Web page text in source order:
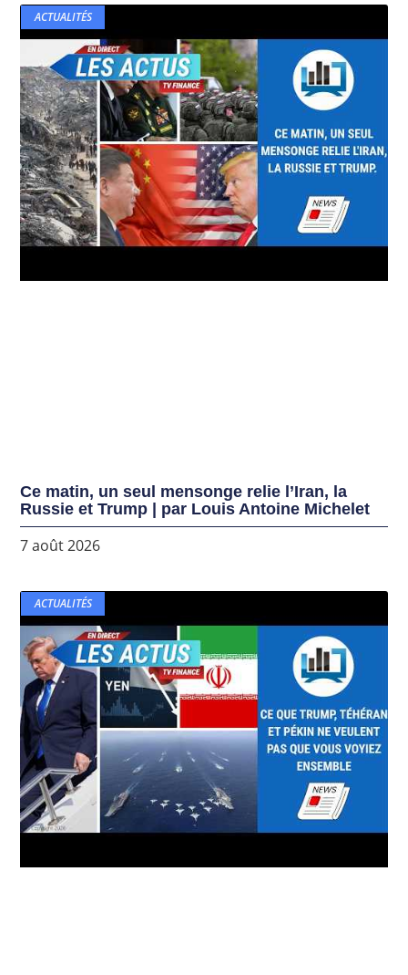
ACTUALITÉS
Ce matin, un seul mensonge relie l’Iran, la
Russie et Trump | par Louis Antoine Michelet
7 août 2026
ACTUALITÉS